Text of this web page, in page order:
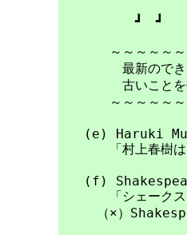
┛　┛　　┛　┛
～～～～～～～～
最新のできごと
古いことを伝え
～～～～～～～～
(e) Haruki
「村上春樹は、
(f)
「シェークスピ
（×）